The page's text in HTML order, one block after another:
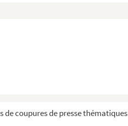
de coupures de presse thématiques